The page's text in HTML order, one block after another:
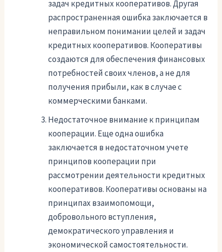
задач кредитных кооперативов. Другая
распространенная ошибка заключается в
неправильном понимании целей и задач
кредитных кооперативов. Кооперативы
создаются для обеспечения финансовых
потребностей своих членов, а не для
получения прибыли, как в случае с
коммерческими банками.
Недостаточное внимание к принципам
кооперации. Еще одна ошибка
заключается в недостаточном учете
принципов кооперации при
рассмотрении деятельности кредитных
кооперативов. Кооперативы основаны на
принципах взаимопомощи,
добровольного вступления,
демократического управления и
экономической самостоятельности.